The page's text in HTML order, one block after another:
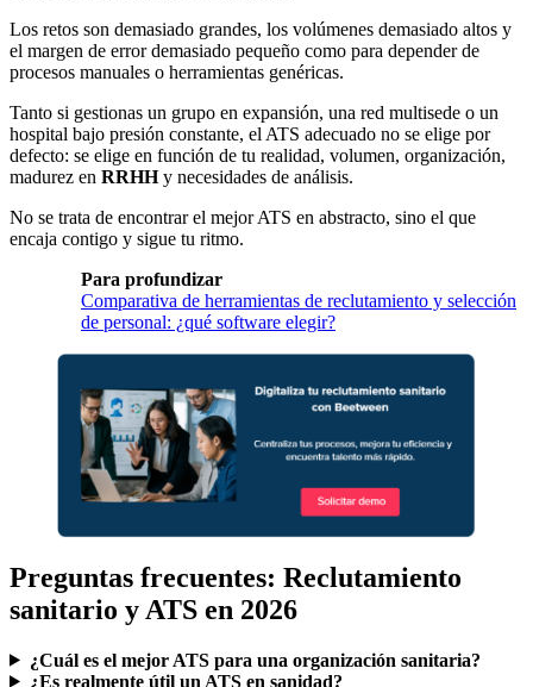
Los retos son demasiado grandes, los volúmenes demasiado altos y
el margen de error demasiado pequeño como para depender de
procesos manuales o herramientas genéricas.
Tanto si gestionas un grupo en expansión, una red multisede o un
hospital bajo presión constante, el ATS adecuado no se elige por
defecto: se elige en función de tu realidad, volumen, organización,
madurez en RRHHy necesidades de análisis.
No se trata de encontrar el mejor ATS en abstracto, sino el que
encaja contigo y sigue tu ritmo.
Para profundizar
Comparativa de herramientas de reclutamiento y selección
de personal: ¿qué software elegir?
Preguntas frecuentes: Reclutamiento
sanitario y ATS en 2026
¿Cuál es el mejor ATS para una organización sanitaria?
¿Es realmente útil un ATS en sanidad?